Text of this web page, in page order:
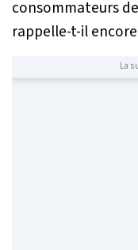
consommateurs
rappelle-t-il
La